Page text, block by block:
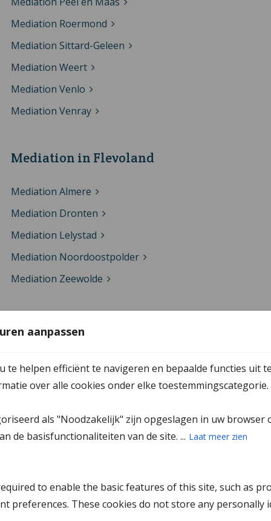
aanpassen
te helpen efficiënt te navigeren en bepaalde functies uit
over alle cookies onder elke toestemmingscategorie.
als "Noodzakelijk" zijn opgeslagen in uw browser
de basisfunctionaliteiten van de site. ... Laat meer zien
to enable the basic features of this site, such as
preferences. These cookies do not store any personally
Mediation Roermond
Mediation Sittard-Geleen
Mediation Weert
Mediation Venlo
Mediation Venray
Mediation in Flevoland
Mediation Almere
Mediation Dronten
Mediation Lelystad
Mediation Noordoostpolder
Mediation Zeewolde
Mediation in Zeeland
Mediation Middelburg
Mediation Terneuzen
Mediation Zierikzee